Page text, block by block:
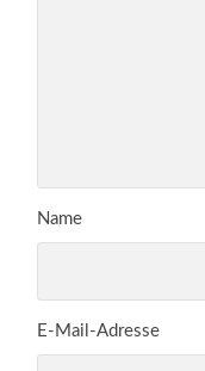
Name
E-Mail-Adresse